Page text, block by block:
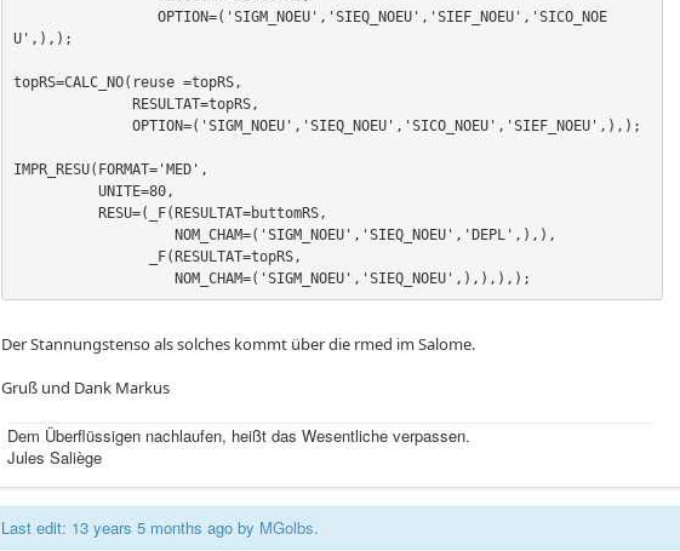
U',),);
topRS=CALC_NO(reuse =topRS,
IMPR_RESU(FORMAT='MED',
                   NOM_CHAM=('SIGM_NOEU','SIEQ_NOEU',),),),);
Der Stannungstenso als solches kommt über die rmed im Salome.
Gruß und Dank Markus
Dem Überflüssigen nachlaufen, heißt das Wesentliche verpassen.
Jules Saliège
Last edit: 13 years 5 months ago by MGolbs.